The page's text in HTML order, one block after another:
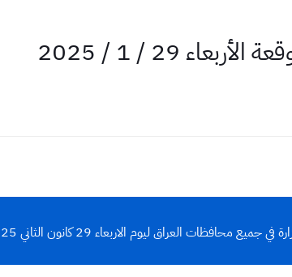
29 / 1 / 2025
محافظات العراق ليوم الاربعاء 29 كانون الثاني 2025